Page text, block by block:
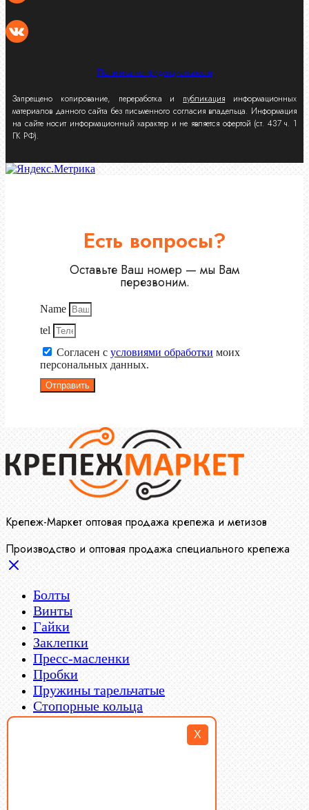
X
Политика конфиденциальности
Запрещено копирование, переработка и публикация информационных
материалов данного сайта без письменного согласия владельца. Информация
на сайте носит информационный характер и не является офертой (ст. 437 ч. 1
ГК РФ).
Есть вопросы?
Оставьте Ваш номер — мы Вам
перезвоним.
Name
tel
Согласен с условиями обработки моих
персональных данных.
Отправить
Крепеж-Маркет оптовая продажа крепежа и метизов
Производство и оптовая продажа специального крепежа
Болты
Винты
Гайки
Заклепки
Пресс-масленки
Пробки
Пружины тарельчатые
Стопорные кольца
Такелаж